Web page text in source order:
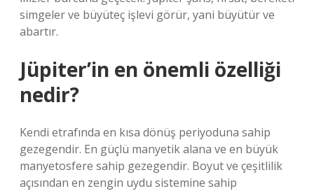
simgeler ve büyüteç işlevi görür, yani büyütür ve
abartır.
Jüpiter’in en önemli özelliği
nedir?
Kendi etrafında en kısa dönüş periyoduna sahip
gezegendir. En güçlü manyetik alana ve en büyük
manyetosfere sahip gezegendir. Boyut ve çeşitlilik
açısından en zengin uydu sistemine sahip